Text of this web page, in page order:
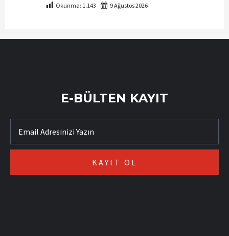
Okunma: 1.143 9 Ağustos 2026
E-BÜLTEN KAYIT